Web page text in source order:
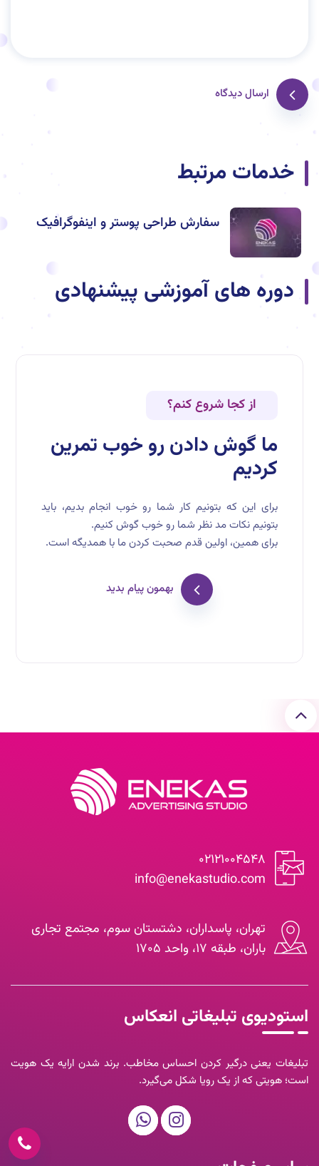
ارسال دیدگاه
خدمات مرتبط
سفارش طراحی پوستر و اینفوگرافیک
دوره های آموزشی پیشنهادی
از کجا شروع کنم؟
ما گوش دادن رو خوب تمرین
کردیم
برای این که بتونیم کار شما رو خوب انجام بدیم، باید
بتونیم نکات مد نظر شما رو خوب گوش کنیم.
برای همین، اولین قدم صحبت کردن ما با همدیگه است.
بهمون پیام بدید
۰۲۱۲۱۰۰۴۵۴۸
info@enekastudio.com
تهران، پاسداران، دشتستان سوم، مجتمع تجاری
باران، طبقه ۱۷، واحد ۱۷۰۵
استودیوی تبلیغاتی انعکاس
تبلیغات یعنی درگیر کردن احساس مخاطب. برند شدن ارایه یک هویت
است؛ هویتی که از یک رویا شکل می‌گیرد.